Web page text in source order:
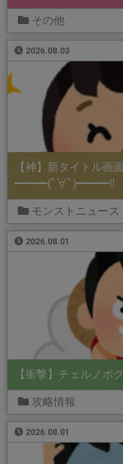
その他
2026.08.03
【神】新タイトル画
━━━(ﾟ∀ﾟ)━━━!!
モンストニュース
2026.08.01
【衝撃】チェルノボ
攻略情報
2026.08.01